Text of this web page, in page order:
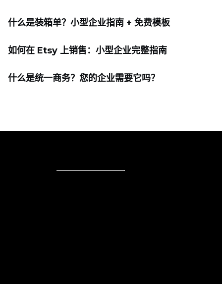
什么是装箱单？小型企业指南 + 免费模板
如何在 Etsy 上销售：小型企业完整指南
什么是统一商务？您的企业需要它吗？